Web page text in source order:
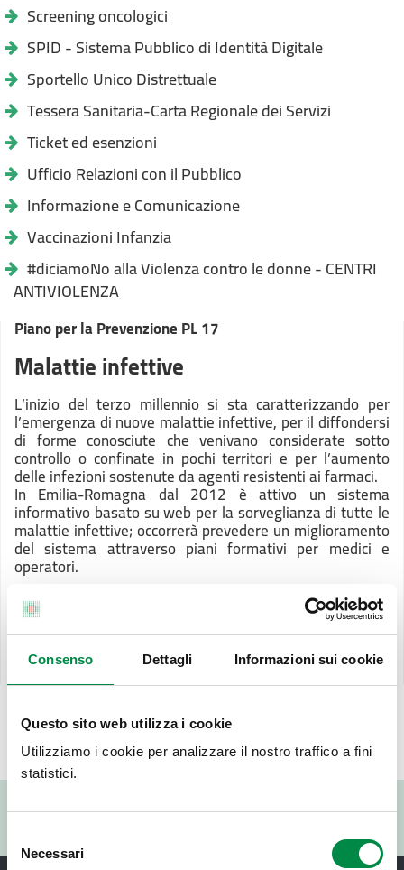
Consenso Dettagli Informazioni sui cookie
Questo sito web utilizza i cookie
Utilizziamo i cookie per analizzare il nostro traffico a fini
statistici.
delNecessari
Screening oncologici
SPID - Sistema Pubblico di Identità Digitale
Sportello Unico Distrettuale
Tessera Sanitaria-Carta Regionale dei Servizi
Ticket ed esenzioni
Ufficio Relazioni con il Pubblico
Informazione e Comunicazione
Vaccinazioni Infanzia
#diciamoNo alla Violenza contro le donne - CENTRI
ANTIVIOLENZA
Piano per la Prevenzione PL 17
Malattie infettive
L’inizio del terzo millennio si sta caratterizzando per
l’emergenza di nuove malattie infettive, per il diffondersi
di forme conosciute che venivano considerate sotto
controllo o confinate in pochi territori e per l’aumento
delle infezioni sostenute da agenti resistenti ai farmaci.
In Emilia-Romagna dal 2012 è attivo un sistema
informativo basato su web per la sorveglianza di tutte le
malattie infettive; occorrerà prevedere un miglioramento
del sistema attraverso piani formativi per medici e
operatori.
Scarica la scheda di sintesi PL17
Scarica il programma PL17
Scarica governance ed indicatori PL17
(508.96 KB)
Ultimo aggiornamento pagina:
12 Aprile 2023